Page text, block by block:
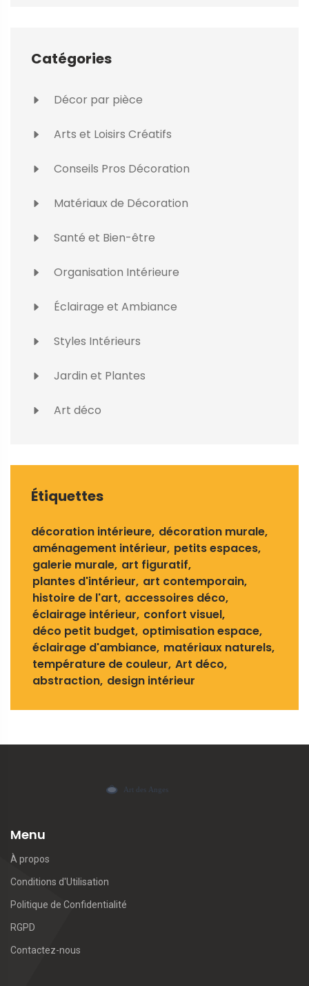
Catégories
Décor par pièce
Arts et Loisirs Créatifs
Conseils Pros Décoration
Matériaux de Décoration
Santé et Bien-être
Organisation Intérieure
Éclairage et Ambiance
Styles Intérieurs
Jardin et Plantes
Art déco
Étiquettes
décoration intérieure décoration murale
aménagement intérieur petits espaces
galerie murale art figuratif
plantes d'intérieur art contemporain
histoire de l'art accessoires déco
éclairage intérieur confort visuel
déco petit budget optimisation espace
éclairage d'ambiance matériaux naturels
température de couleur Art déco
abstraction design intérieur
Menu
À propos
Conditions d'Utilisation
Politique de Confidentialité
RGPD
Contactez-nous